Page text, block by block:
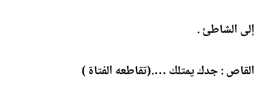
إلى الشاطئ .
القاص : جدك يمتلك ….(تقاطعه الفتاة )